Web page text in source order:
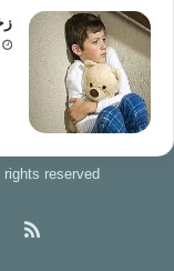
reserved